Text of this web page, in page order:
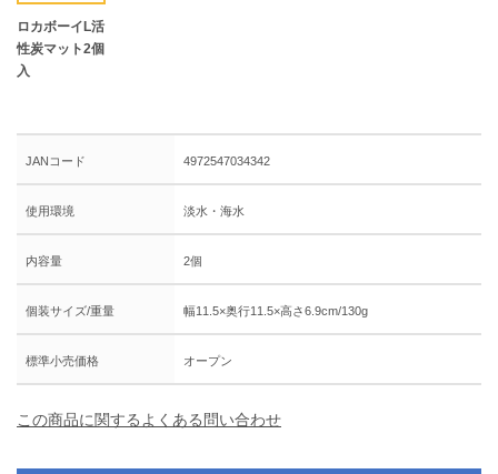
ロカボーイL活
性炭マット2個
入
JANコード 4972547034342
使用環境 淡水・海水
内容量 2個
個装サイズ/重量 幅11.5×奥行11.5×高さ6.9cm/130g
標準小売価格 オープン
この商品に関するよくある問い合わせ